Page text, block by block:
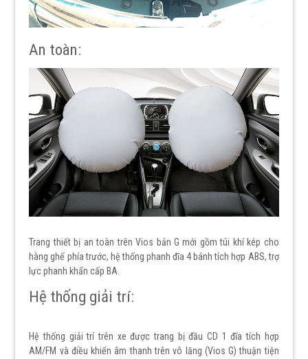
An toàn:
Trang thiết bị an toàn trên Vios bản G mới gồm túi khí kép cho
hàng ghế phía trước, hệ thống phanh đĩa 4 bánh tích hợp ABS, trợ
lực phanh khẩn cấp BA.
Hệ thống giải trí:
Hệ thống giải trí trên xe được trang bị đầu CD 1 đĩa tích hợp
AM/FM và điều khiển âm thanh trên vô lăng (Vios G) thuận tiện